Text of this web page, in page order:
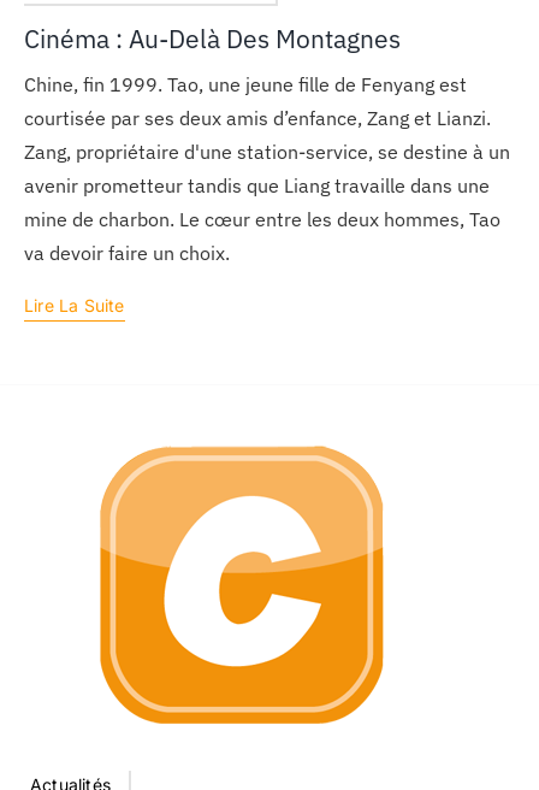
Cinéma : Au-Delà Des Montagnes
Chine, fin 1999. Tao, une jeune fille de Fenyang est
courtisée par ses deux amis d’enfance, Zang et Lianzi.
Zang, propriétaire d'une station-service, se destine à un
avenir prometteur tandis que Liang travaille dans une
mine de charbon. Le cœur entre les deux hommes, Tao
va devoir faire un choix.
Lire La Suite
Actualités